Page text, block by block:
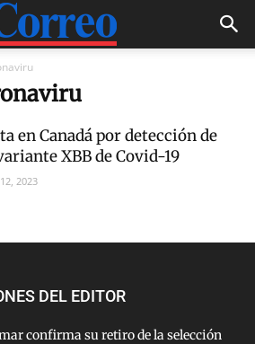
en Canadá por detección de
XBB de Covid-19
2023
DEL EDITOR
confirma su retiro de la selección